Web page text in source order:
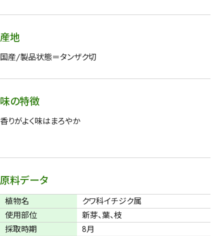
産地
国産/製品状態＝タンザク切
味の特徴
香りがよく味はまろやか
原料データ
植物名
クワ科イチジク属
使用部位
新芽、葉、枝
採取時期
8月